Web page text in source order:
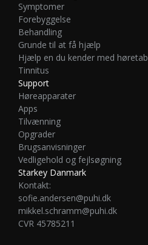
Symptomer
Forebyggelse
Behandling
Grunde til at få hjælp
Hjælp en du kender med høretab
Tinnitus
Support
Høreapparater
Apps
Tilvænning
Opgrader
Brugsanvisninger
Vedligehold og fejlsøgning
Starkey Danmark
Kontakt:
sofie.andersen@puhi.dk
mikkel.schramm@puhi.dk
CVR 45785211